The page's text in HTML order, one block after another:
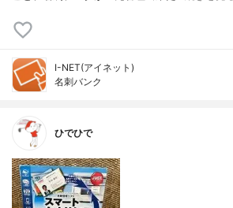
I-NET(アイネット)
名刺バンク
ひでひで